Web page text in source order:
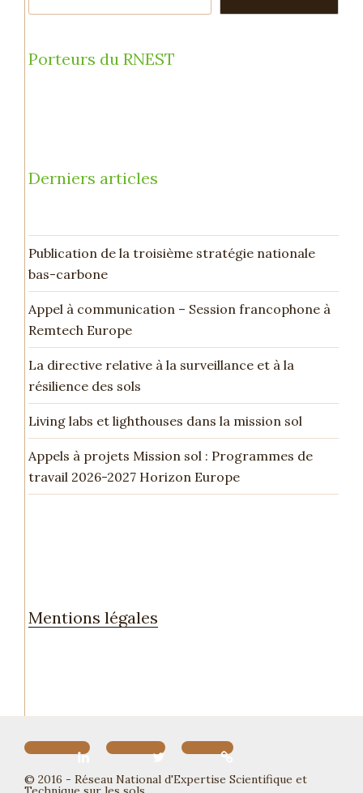
Porteurs du RNEST
Derniers articles
Publication de la troisième stratégie nationale
bas-carbone
Appel à communication – Session francophone à
Remtech Europe
La directive relative à la surveillance et à la
résilience des sols
Living labs et lighthouses dans la mission sol
Appels à projets Mission sol : Programmes de
travail 2026-2027 Horizon Europe
Mentions légales
© 2016 - Réseau National d'Expertise Scientifique et